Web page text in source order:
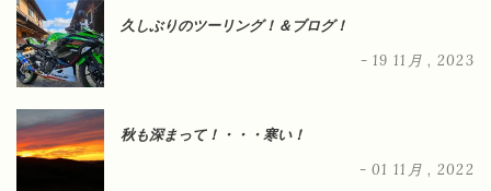
久しぶりのツーリング！＆ブログ！
- 19 11月 , 2023
秋も深まって！・・・寒い！
- 01 11月 , 2022